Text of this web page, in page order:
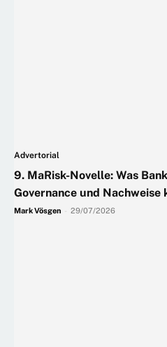
Advertorial
9. MaRisk-Novelle: Was
Governance und Nachweise
Mark Vösgen 29/07/2026